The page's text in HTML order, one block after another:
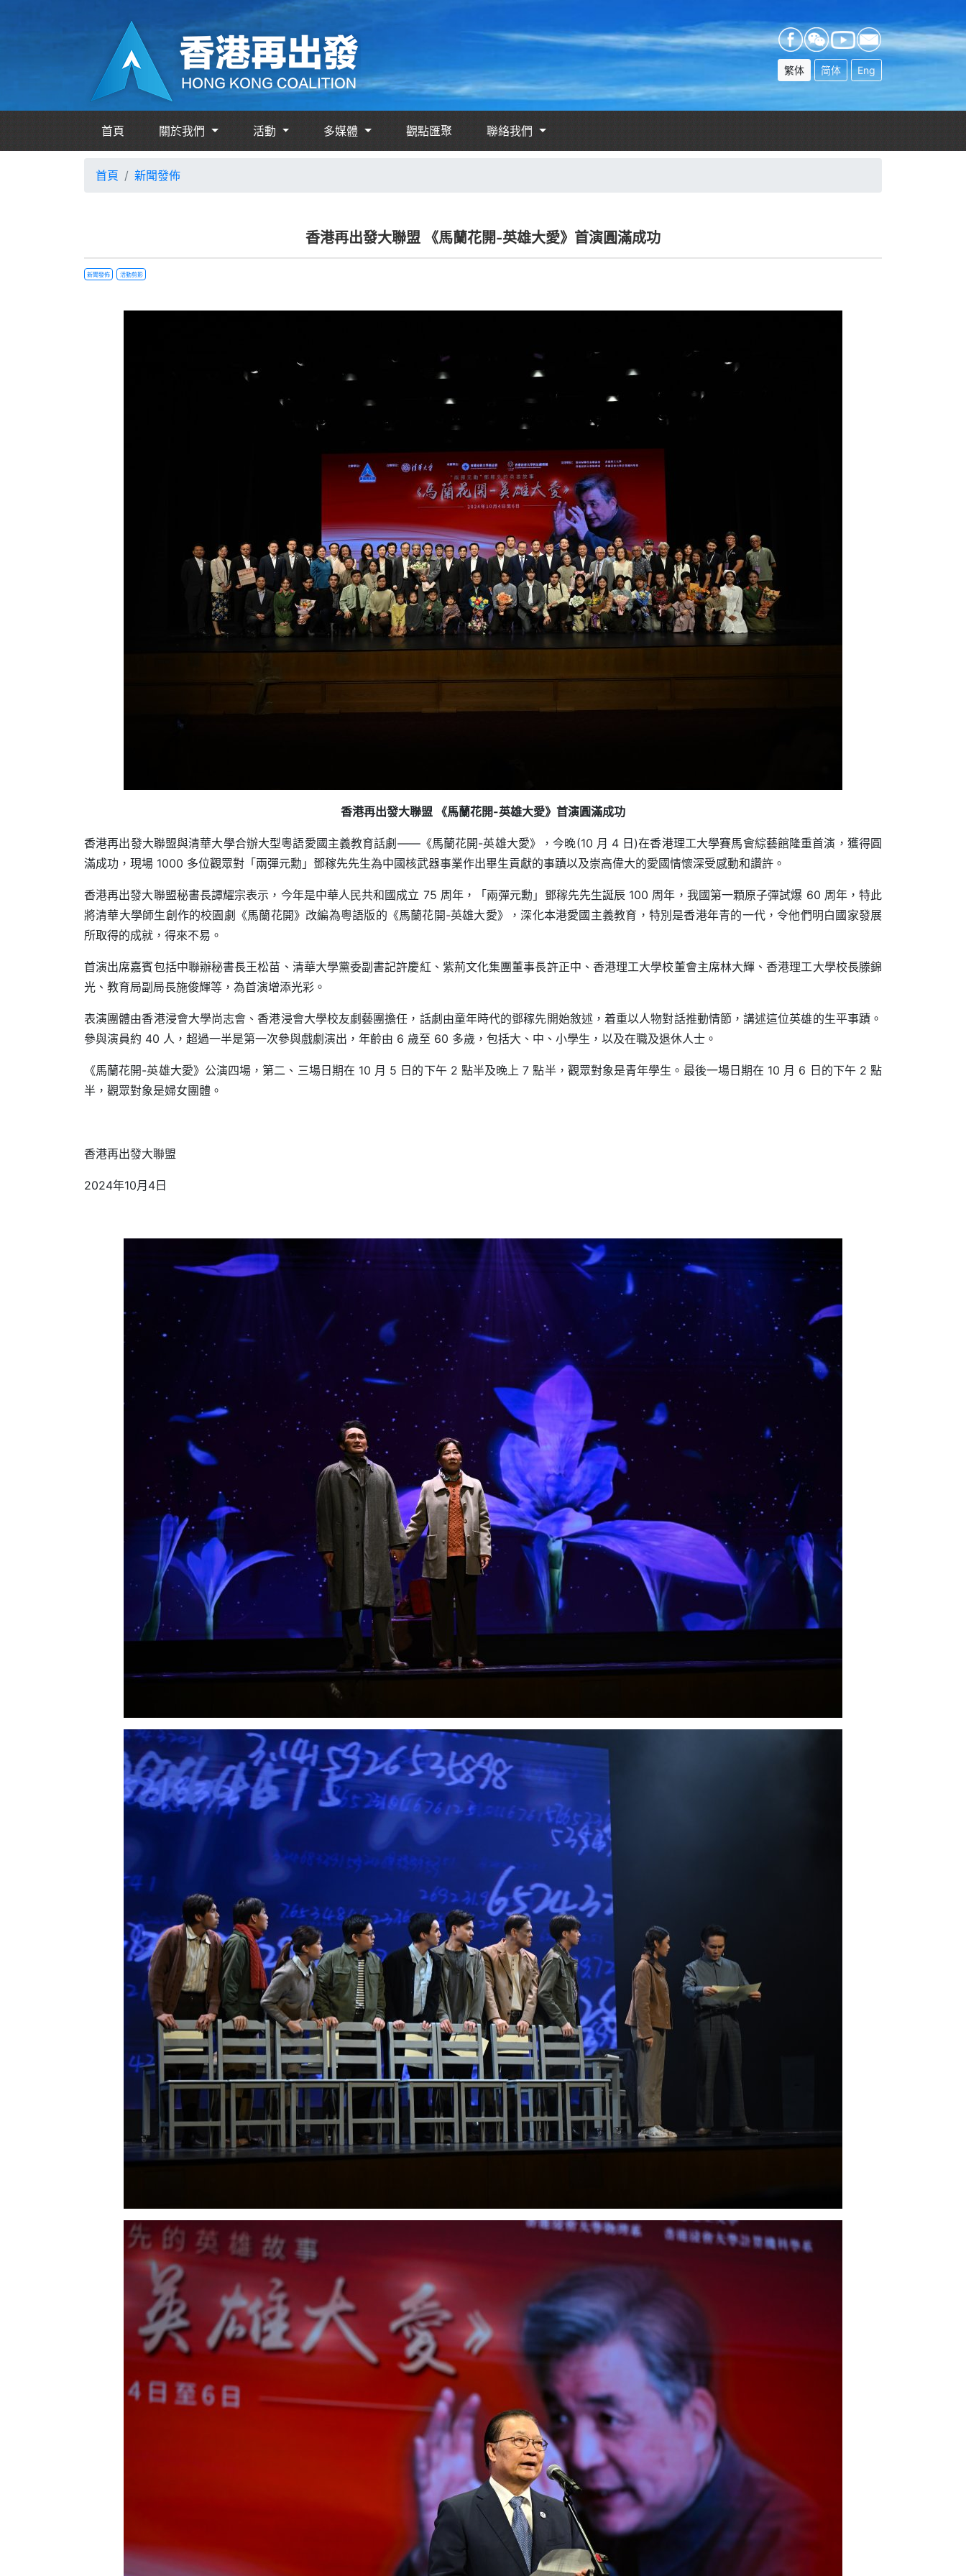
繁体 简体 Eng
首頁 關於我們 活動 多媒體 觀點匯聚 聯絡我們
首頁 新聞發佈
香港再出發大聯盟 《馬蘭花開-英雄大愛》首演圓滿成功
新聞發佈 活動剪影
香港再出發大聯盟 《馬蘭花開-英雄大愛》首演圓滿成功
香港再出發大聯盟與清華大學合辦大型粵語愛國主義教育話劇——《馬蘭花開-英雄大愛》，今晚(10 月 4 日)在香港理工大學賽馬會綜藝館隆重首演，獲得圓
滿成功，現場 1000 多位觀眾對「兩彈元勳」鄧稼先先生為中國核武器事業作出畢生貢獻的事蹟以及崇高偉大的愛國情懷深受感動和讚許。
香港再出發大聯盟秘書長譚耀宗表示，今年是中華人民共和國成立 75 周年，「兩彈元勳」鄧稼先先生誕辰 100 周年，我國第一顆原子彈試爆 60 周年，特此
將清華大學師生創作的校園劇《馬蘭花開》改編為粵語版的《馬蘭花開-英雄大愛》，深化本港愛國主義教育，特別是香港年青的一代，令他們明白國家發展
所取得的成就，得來不易。
首演出席嘉賓包括中聯辦秘書長王松苗、清華大學黨委副書記許慶紅、紫荊文化集團董事長許正中、香港理工大學校董會主席林大輝、香港理工大學校長滕錦
光、教育局副局長施俊輝等，為首演增添光彩。
表演團體由香港浸會大學尚志會、香港浸會大學校友劇藝團擔任，話劇由童年時代的鄧稼先開始敘述，着重以人物對話推動情節，講述這位英雄的生平事蹟。
參與演員約 40 人，超過一半是第一次參與戲劇演出，年齡由 6 歲至 60 多歲，包括大、中、小學生，以及在職及退休人士。
《馬蘭花開-英雄大愛》公演四場，第二、三場日期在 10 月 5 日的下午 2 點半及晚上 7 點半，觀眾對象是青年學生。最後一場日期在 10 月 6 日的下午 2 點
半，觀眾對象是婦女團體。
香港再出發大聯盟
2024年10月4日